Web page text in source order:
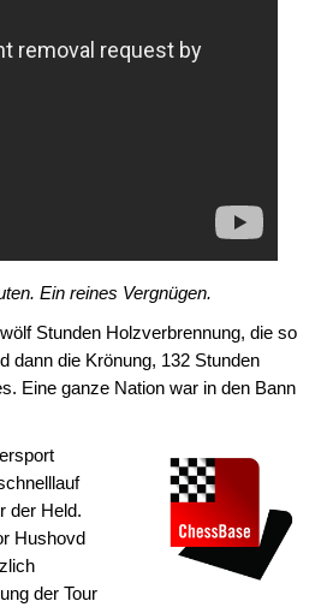
Ein reines Vergnügen.
Stunden Holzverbrennung, die so
dann die Krönung, 132 Stunden
Eine ganze Nation war in den Bann
der Held.
Hushovd
der Tour